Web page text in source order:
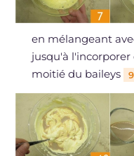
en mélangeant
jusqu'à
moitié du baileys
9